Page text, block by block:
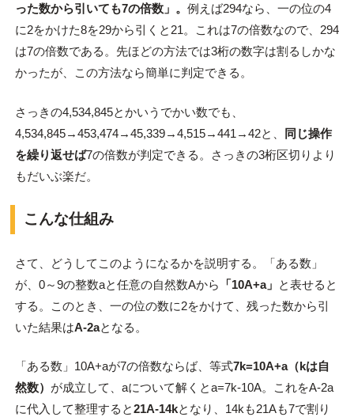
った数から引いても7の倍数」。 例えば294なら、一の位の4
に2をかけた8を29から引くと21。これは7の倍数なので、294
は7の倍数である。先ほどの方法では3桁の数字は割るしかな
かったが、この方法なら簡単に判定できる。
さっきの4,534,845とかいうでかい数でも、
4,534,845→453,474→45,339→4,515→441→42と、
同じ操作
を繰り返せば7の倍数が判定できる。さっきの3桁区切りより
もだいぶ楽だ。
こんな仕組み
さて、どうしてこのようになるかを説明する。「ある数」
が、0～9の整数aと任意の自然数Aから
「10A+a」 と表せると
する。このとき、一の位の数に2をかけて、残った数から引
いた結果はA-2aとなる。
「ある数」10A+aが7の倍数ならば、等式7k=10A+a（kは自
然数） が成立して、aについて解くとa=7k-10A。これをA-2a
に代入して整理すると21A-14kとなり、14kも21Aも7で割り